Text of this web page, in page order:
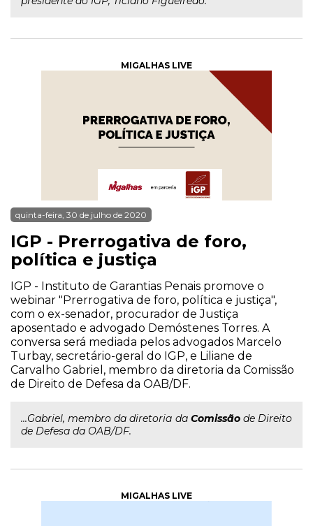
MIGALHAS LIVE
quinta-feira, 30 de julho de 2020
IGP - Prerrogativa de foro,
política e justiça
IGP - Instituto de Garantias Penais promove o
webinar "Prerrogativa de foro, política e justiça",
com o ex-senador, procurador de Justiça
aposentado e advogado Demóstenes Torres. A
conversa será mediada pelos advogados Marcelo
Turbay, secretário-geral do IGP, e Liliane de
Carvalho Gabriel, membro da diretoria da Comissão
de Direito de Defesa da OAB/DF.
...Gabriel, membro da diretoria da Comissãode Direito
de Defesa da OAB/DF.
MIGALHAS LIVE